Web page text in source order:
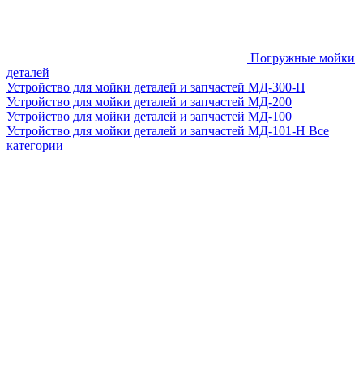
Погружные мойки
деталей
Устройство для мойки деталей и запчастей МД-300-H
Устройство для мойки деталей и запчастей МД-200
Устройство для мойки деталей и запчастей МД-100
Устройство для мойки деталей и запчастей МД-101-Н Все
категории